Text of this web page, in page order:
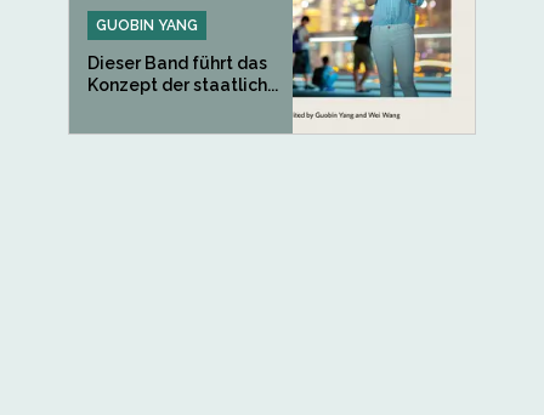
GUOBIN YANG
Dieser Band führt das
Konzept der staatlich...